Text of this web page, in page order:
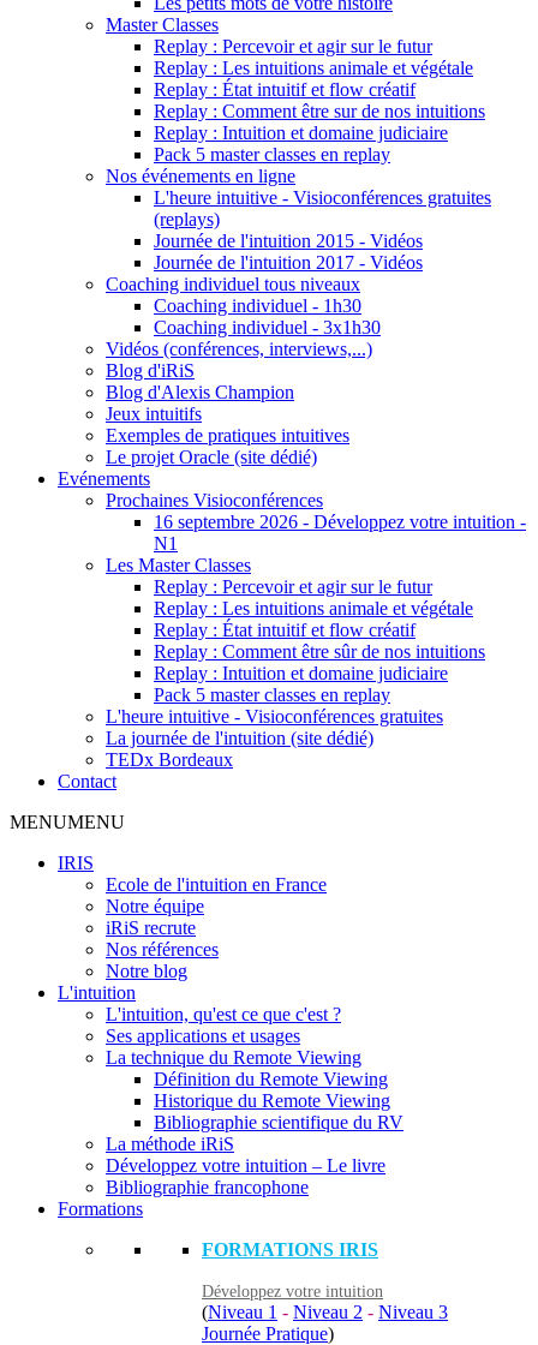
Master Classes
Replay : Percevoir et agir sur le futur
Replay : Les intuitions animale et végétale
Replay : État intuitif et flow créatif
Replay : Comment être sur de nos intuitions
Replay : Intuition et domaine judiciaire
Pack 5 master classes en replay
Nos événements en ligne
L'heure intuitive - Visioconférences gratuites
(replays)
Journée de l'intuition 2015 - Vidéos
Journée de l'intuition 2017 - Vidéos
Coaching individuel tous niveaux
Coaching individuel - 1h30
Coaching individuel - 3x1h30
Vidéos (conférences, interviews,...)
Blog d'iRiS
Blog d'Alexis Champion
Jeux intuitifs
Exemples de pratiques intuitives
Le projet Oracle (site dédié)
Evénements
Prochaines Visioconférences
16 septembre 2026 - Développez votre intuition -
N1
Les Master Classes
Replay : Percevoir et agir sur le futur
Replay : Les intuitions animale et végétale
Replay : État intuitif et flow créatif
Replay : Comment être sûr de nos intuitions
Replay : Intuition et domaine judiciaire
Pack 5 master classes en replay
L'heure intuitive - Visioconférences gratuites
La journée de l'intuition (site dédié)
TEDx Bordeaux
Contact
MENUMENU
IRIS
Ecole de l'intuition en France
Notre équipe
iRiS recrute
Nos références
Notre blog
L'intuition
L'intuition, qu'est ce que c'est ?
Ses applications et usages
La technique du Remote Viewing
Définition du Remote Viewing
Historique du Remote Viewing
Bibliographie scientifique du RV
La méthode iRiS
Développez votre intuition – Le livre
Bibliographie francophone
Formations
FORMATIONS IRIS
Développez votre intuition
(Niveau 1 - Niveau 2 - Niveau 3
Journée Pratique)